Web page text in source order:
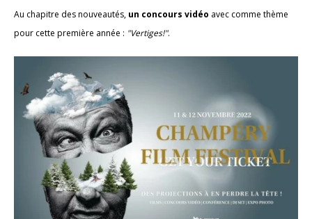
Au chapitre des nouveautés, un concours vidéo avec comme thème
pour cette première année : "Vertiges!".